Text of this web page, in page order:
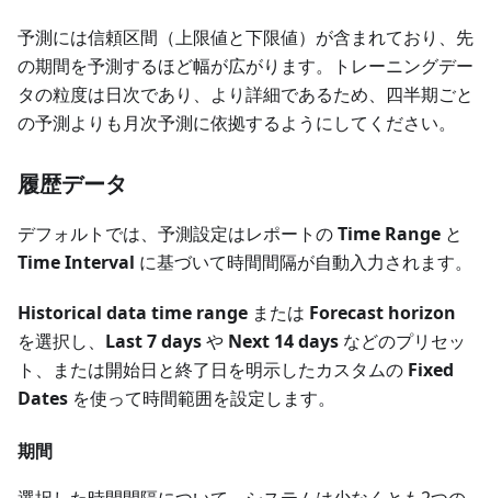
予測には信頼区間（上限値と下限値）が含まれており、先
の期間を予測するほど幅が広がります。トレーニングデー
タの粒度は日次であり、より詳細であるため、四半期ごと
の予測よりも月次予測に依拠するようにしてください。
履歴データ
デフォルトでは、予測設定はレポートのTime Range と
Time Interval に基づいて時間間隔が自動入力されます。
Historical data time range または Forecast horizon
を選択し、 Last 7 daysや Next 14 days などのプリセッ
ト、または開始日と終了日を明示したカスタムの Fixed
Dates を使って時間範囲を設定します。
期間